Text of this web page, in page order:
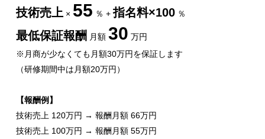
技術売上 × 55 ％ + 指名料×100 ％
最低保証報酬 月額 30 万円
※月商が少なくても月額30万円を保証します
（研修期間中は月額20万円）
【報酬例】
技術売上 120万円 → 報酬月額 66万円
技術売上 100万円 → 報酬月額 55万円